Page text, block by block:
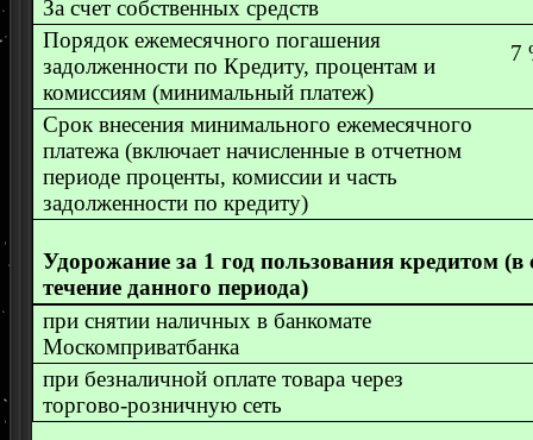
За счет собственных средств
Порядок ежемесячного погашения
задолженности по Кредиту, процентам и
комиссиям (минимальный платеж)
7
Срок внесения минимального ежемесячного
платежа (включает начисленные в отчетном
периоде проценты, комиссии и часть
задолженности по кредиту)
Удорожание за 1 год пользования кредитом
течение данного периода)
при снятии наличных в банкомате
Москомприватбанка
при безналичной оплате товара через
торгово-розничную сеть